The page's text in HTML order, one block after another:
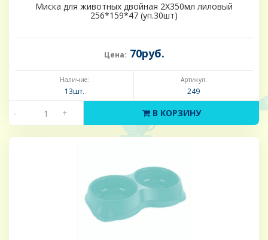
Миска для животных двойная 2Х350мл лиловый
256*159*47 (уп.30шт)
Цена: 70руб.
Наличие:
13шт.
Артикул:
249
- + В КОРЗИНУ